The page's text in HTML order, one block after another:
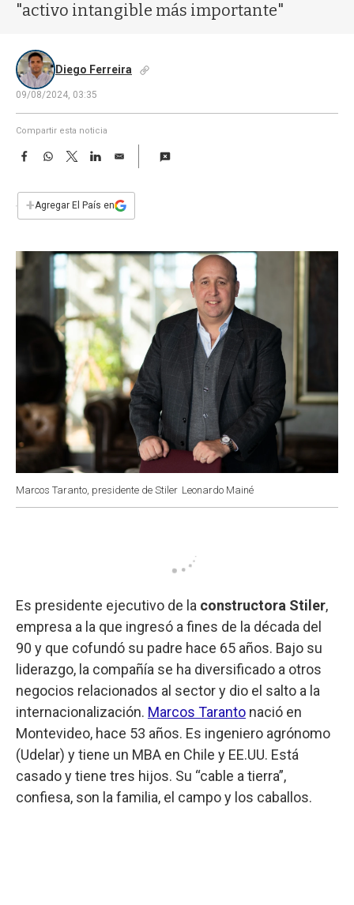
"activo intangible más importante"
Diego Ferreira
09/08/2024, 03:35
Compartir esta noticia
F
e
b
k
W
s
p
T
w
t
L
E
i
l
+Agregar El País en
Marcos Taranto, presidente de Stiler Leonardo Mainé
Es presidente ejecutivo de la constructora Stiler,
empresa a la que ingresó a fines de la década del
90 y que cofundó su padre hace 65 años. Bajo su
liderazgo, la compañía se ha diversificado a otros
negocios relacionados al sector y dio el salto a la
internacionalización. Marcos Taranto nació en
Montevideo, hace 53 años. Es ingeniero agrónomo
(Udelar) y tiene un MBA en Chile y EE.UU. Está
casado y tiene tres hijos. Su “cable a tierra”,
confiesa, son la familia, el campo y los caballos.